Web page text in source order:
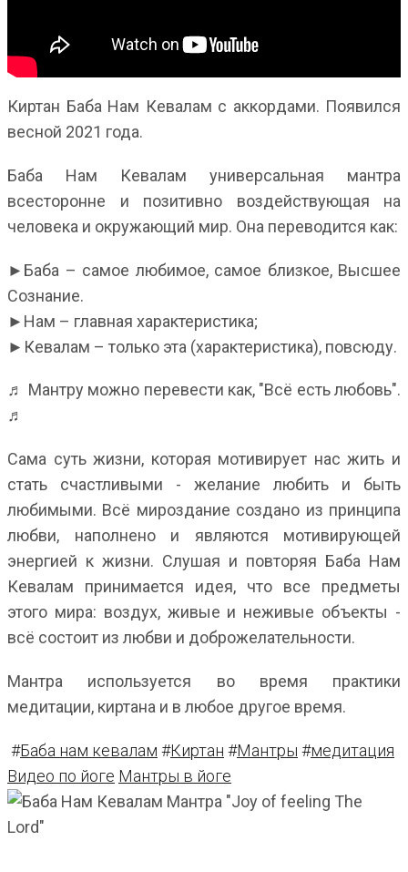
Киртан Баба Нам Кевалам с аккордами. Появился
весной 2021 года.
Баба Нам Кевалам универсальная мантра
всесторонне и позитивно воздействующая на
человека и окружающий мир. Она переводится как:
►Баба – самое любимое, самое близкое, Высшее
Сознание.
►Нам – главная характеристика;
►Кевалам – только эта (характеристика), повсюду.
♬ Мантру можно перевести как, "Всё есть любовь".
♬
Сама суть жизни, которая мотивирует нас жить и
стать счастливыми - желание любить и быть
любимыми. Всё мироздание создано из принципа
любви, наполнено и являются мотивирующей
энергией к жизни. Слушая и повторяя Баба Нам
Кевалам принимается идея, что все предметы
этого мира: воздух, живые и неживые объекты -
всё состоит из любви и доброжелательности.
Мантра используется во время практики
медитации, киртана и в любое другое время.
#Баба нам кевалам #Киртан #Мантры #медитация
Видео по йоге Мантры в йоге